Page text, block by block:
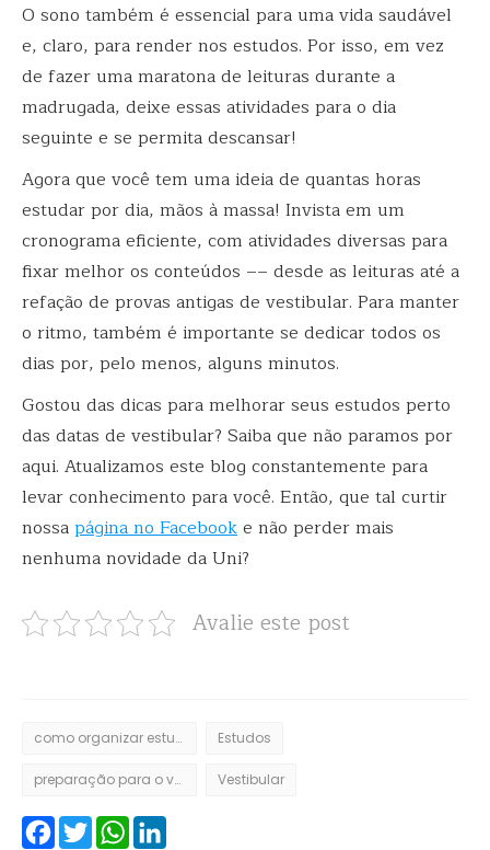
O sono também é essencial para uma vida saudável
e, claro, para render nos estudos. Por isso, em vez
de fazer uma maratona de leituras durante a
madrugada, deixe essas atividades para o dia
seguinte e se permita descansar!
Agora que você tem uma ideia de quantas horas
estudar por dia, mãos à massa! Invista em um
cronograma eficiente, com atividades diversas para
fixar melhor os conteúdos –– desde as leituras até a
refação de provas antigas de vestibular. Para manter
o ritmo, também é importante se dedicar todos os
dias por, pelo menos, alguns minutos.
Gostou das dicas para melhorar seus estudos perto
das datas de vestibular? Saiba que não paramos por
aqui. Atualizamos este blog constantemente para
levar conhecimento para você. Então, que tal curtir
nossapágina no Facebooke não perder mais
nenhuma novidade da Uni?
Avalie este post
como organizar estudos Estudos
preparação para o vestibular Vestibular
FacebookTwitterWhatsApp